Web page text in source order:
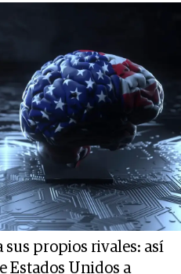
propios rivales: así
Estados Unidos a